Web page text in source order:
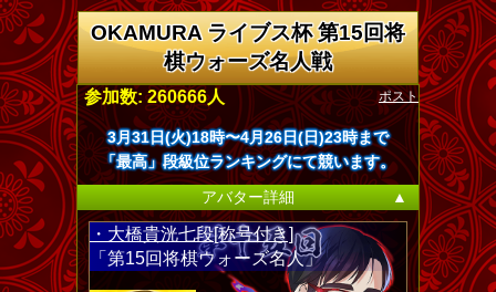
OKAMURA ライブス杯 第15回将
棋ウォーズ名人戦
ポスト
参加数: 260666人
3月31日(火)18時〜4月26日(日)23時まで
「最高」段級位ランキングにて競います。
アバター詳細
▲
・大橋貴洸七段[称号付き]
「第15回将棋ウォーズ名人」